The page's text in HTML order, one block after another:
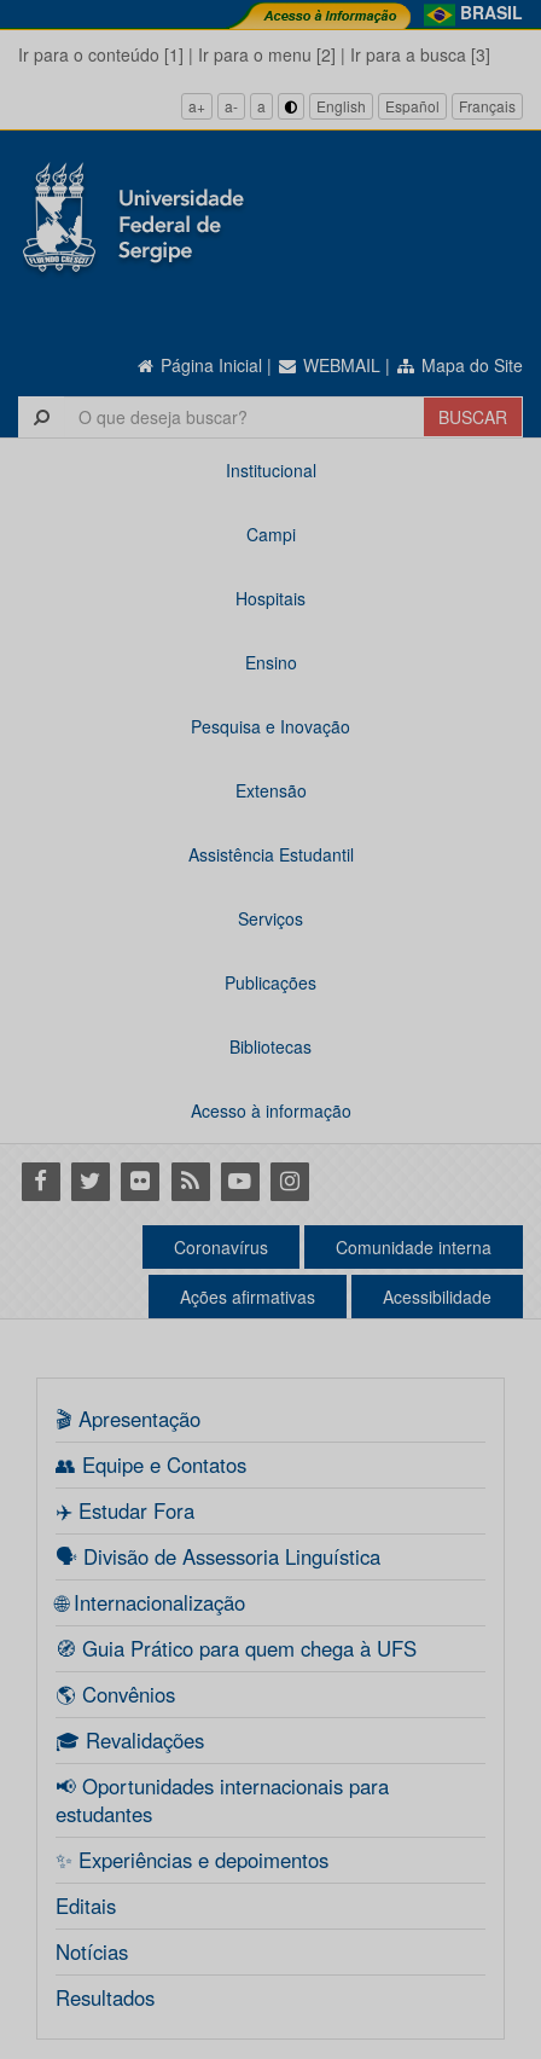
BRASIL
Ir para o conteúdo [1] | Ir para o menu [2] | Ir para a busca [3]
a+ a- a English Español Français
Página Inicial | WEBMAIL | Mapa do Site
Institucional
Campi
Hospitais
Ensino
Pesquisa e Inovação
Extensão
Assistência Estudantil
Serviços
Publicações
Bibliotecas
Acesso à informação
Facebook
Twitter Flickr RSS YoutubeInstagram
Coronavírus Comunidade interna
Ações afirmativas Acessibilidade
🎬 Apresentação
👥 Equipe e Contatos
✈️ Estudar Fora
🗣️ Divisão de Assessoria Linguística
🌐 Internacionalização
🧭 Guia Prático para quem chega à UFS
🌎 Convênios
🎓 Revalidações
📢 Oportunidades internacionais para
estudantes
✨ Experiências e depoimentos
Editais
Notícias
Resultados